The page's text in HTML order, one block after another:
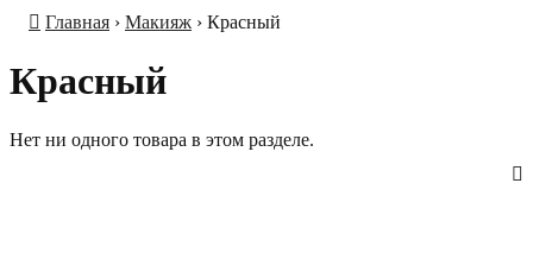
Главная › Макияж › Красный
Красный
Нет ни одного товара в этом разделе.